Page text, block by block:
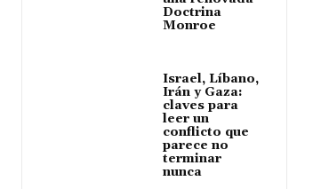
Doctrina
Monroe
Israel, Líbano,
Irán y Gaza:
claves para
leer un
conflicto que
parece no
terminar
nunca